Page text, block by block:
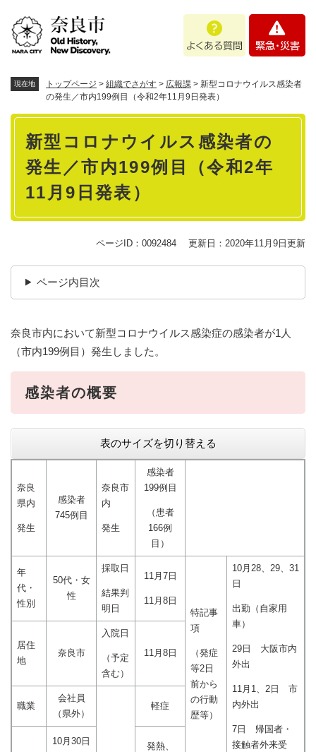
あ
問
・
現在地 トップページ > 組織でさがす > 広報課 > 新型コロナウイルス感染者
の発生／市内199例目（令和2年11月9日発表）
本
新型コロナウイルス感染者の
発生／市内199例目（令和2年
11月9日発表）
ページID：0092484 更新日：2020年11月9日更新
ページ内目次
奈良市内において新型コロナウイルス感染症の感染者が1人
（市内199例目）発生しました。
感染者の概要​​​​​​​
表のサイズを切り替える
奈良
県内
発生
感染者
745例目
奈良市
内
発生
感染者
199例目
（患者
166例
目）
年
代・
性別
50代・女
性
採取日
結果判
明日
11月7日
11月8日
特記事
項
（発症
等2日
前から
の行動
歴等）
10月28、29、31
日
出勤（自家用
車）
29日 大阪市内
外出
11月1、2日 市
内外出
7日 帰国者・
接触者外来受
居住
地
奈良市
入院日
（予定
含む）
11月8日
職業
会社員
（県外）
軽症
10月30日
発熱、